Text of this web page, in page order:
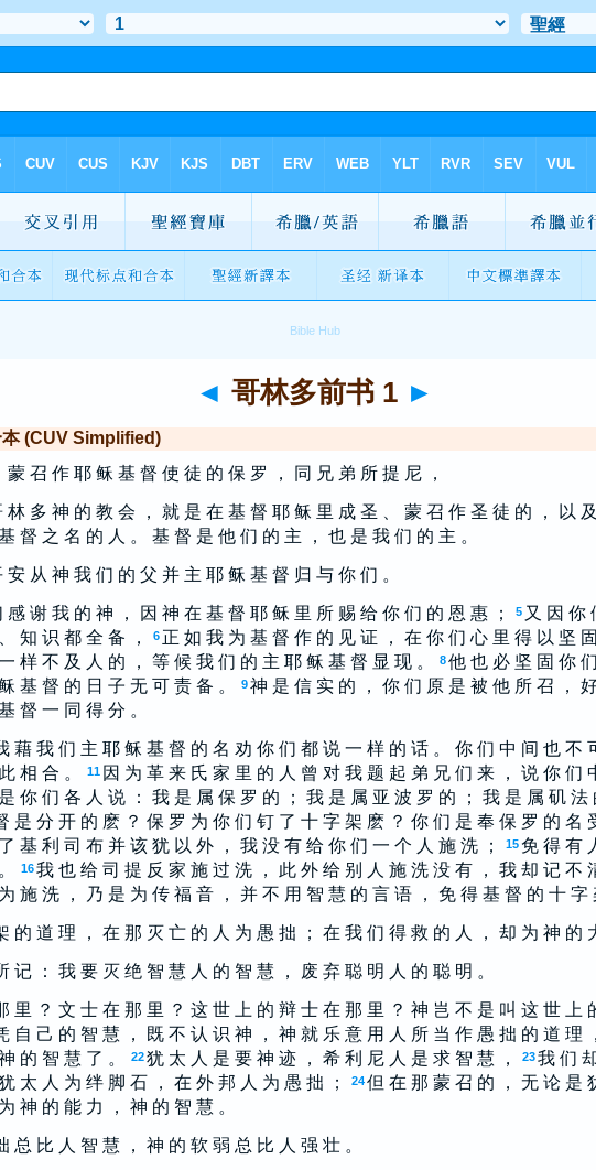
◄ 哥林多前书 1 ►
(CUV Simplified)
蒙 召 作 耶 稣 基 督 使 徒 的 保 罗 ， 同 兄 弟 所 提 尼 ，
林 多 神 的 教 会 ， 就 是 在 基 督 耶 稣 里 成 圣 、 蒙 召 作 圣 徒 的 ， 以
督 之 名 的 人 。 基 督 是 他 们 的 主 ， 也 是 我 们 的 主 。
安 从 神 我 们 的 父 并 主 耶 稣 基 督 归 与 你 们 。
感 谢 我 的 神 ， 因 神 在 基 督 耶 稣 里 所 赐 给 你 们 的 恩 惠 ； 5 又 因 你
知 识 都 全 备 ，
6 正 如 我 为 基 督 作 的 见 证 ， 在 你 们 心 里 得 以 坚 固
样 不 及 人 的 ， 等 候 我 们 的 主 耶 稣 基 督 显 现 。
8 他 也 必 坚 固 你
基 督 的 日 子 无 可 责 备 。
9 神 是 信 实 的 ， 你 们 原 是 被 他 所 召 ，
督 一 同 得 分 。
藉 我 们 主 耶 稣 基 督 的 名 劝 你 们 都 说 一 样 的 话 。 你 们 中 间 也 不
相 合 。
11 因 为 革 来 氏 家 里 的 人 曾 对 我 题 起 弟 兄 们 来 ， 说 你 们
你 们 各 人 说 ： 我 是 属 保 罗 的 ； 我 是 属 亚 波 罗 的 ； 我 是 属 矶 法
是 分 开 的 麽 ？ 保 罗 为 你 们 钉 了 十 字 架 麽 ？ 你 们 是 奉 保 罗 的 名
基 利 司 布 并 该 犹 以 外 ， 我 没 有 给 你 们 一 个 人 施 洗 ；
15 免 得 有
16 我 也 给 司 提 反 家 施 过 洗 ， 此 外 给 别 人 施 洗 没 有 ， 我 却 记 不
施 洗 ， 乃 是 为 传 福 音 ， 并 不 用 智 慧 的 言 语 ， 免 得 基 督 的 十 字
的 道 理 ， 在 那 灭 亡 的 人 为 愚 拙 ； 在 我 们 得 救 的 人 ， 却 为 神 的
记 ： 我 要 灭 绝 智 慧 人 的 智 慧 ， 废 弃 聪 明 人 的 聪 明 。
里 ？ 文 士 在 那 里 ？ 这 世 上 的 辩 士 在 那 里 ？ 神 岂 不 是 叫 这 世 上
自 己 的 智 慧 ， 既 不 认 识 神 ， 神 就 乐 意 用 人 所 当 作 愚 拙 的 道 理
的 智 慧 了 。
22 犹 太 人 是 要 神 迹 ， 希 利 尼 人 是 求 智 慧 ， 23 我 们
太 人 为 绊 脚 石 ， 在 外 邦 人 为 愚 拙 ；
24 但 在 那 蒙 召 的 ， 无 论 是
神 的 能 力 ， 神 的 智 慧 。
总 比 人 智 慧 ， 神 的 软 弱 总 比 人 强 壮 。